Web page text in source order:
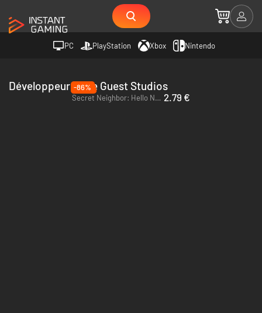
PC PlayStation Xbox Nintendo
Développeur Eerie Guest Studios
-86%
Secret Neighbor: Hello Neighbor Multiplayer - PC (Steam) 2.79 €